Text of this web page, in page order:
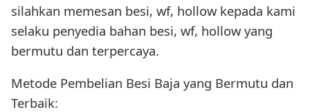
silahkan memesan besi, wf, hollow kepada kami
selaku penyedia bahan besi, wf, hollow yang
bermutu dan terpercaya.
Metode Pembelian Besi Baja yang Bermutu dan
Terbaik: